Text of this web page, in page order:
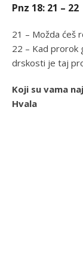
Pnz 18: 21 – 22
21 – Možda ćeš
22 – Kad prorok
drskosti je taj
Koji su vama
Hvala